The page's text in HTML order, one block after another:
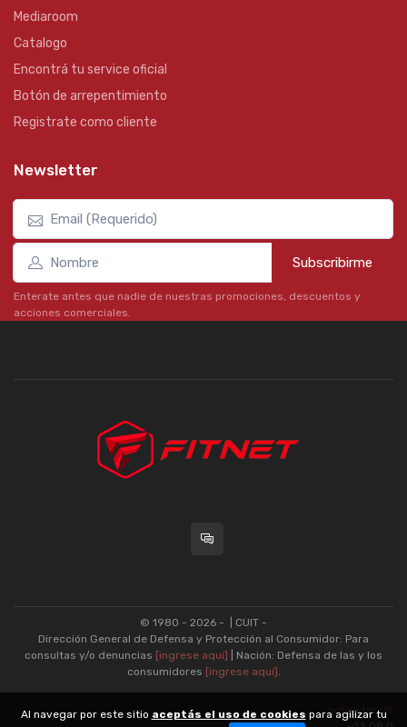
Mediaroom
Catalogo
Encontrá tu service oficial
Botón de arrepentimiento
Registrate como cliente
Newsletter
Subscribirme
Enterate antes que nadie de nuestras promociones, descuentos y
acciones comerciales.
© 1980 - 2026 -
| CUIT -
Dirección General de Defensa y Protección al Consumidor: Para
consultas y/o denuncias [ingrese aquí]
| Nación: Defensa de las y los
consumidores [ingrese aquí] .
nubixstore®
Al navegar por este sitio aceptás el uso de cookies para agilizar tu